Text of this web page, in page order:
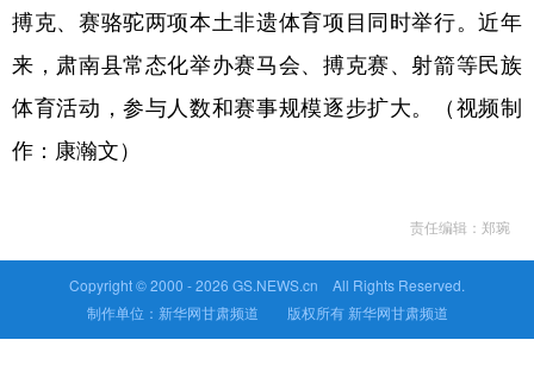
搏克、赛骆驼两项本土非遗体育项目同时举行。近年
来，肃南县常态化举办赛马会、搏克赛、射箭等民族
体育活动，参与人数和赛事规模逐步扩大。（视频制
作：康瀚文）
责任编辑：郑琬
Copyright © 2000 -2026 GS.NEWS.cn All Rights Reserved.
制作单位：新华网甘肃频道 版权所有 新华网甘肃频道